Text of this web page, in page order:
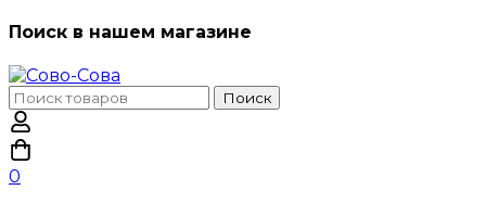
Поиск в нашем магазине
Поиск
0